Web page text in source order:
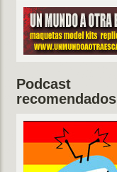
Podcast
recomendados